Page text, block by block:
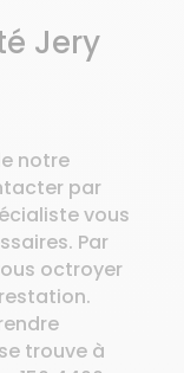
Jery
notre
par
vous
Par
octroyer
trouve à